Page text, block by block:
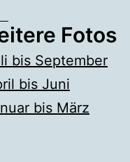
Fotos
bis September
bis Juni
bis März